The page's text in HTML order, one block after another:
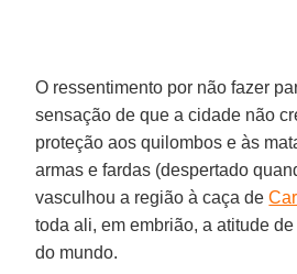
O ressentimento por não fazer
sensação de que a cidade não
proteção aos quilombos e às
armas e fardas (despertado
vasculhou a região à caça de
toda ali, em embrião, a atitude de
do mundo.